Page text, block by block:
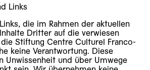
Links
die im Rahmen der aktuellen
Dritter auf die verwiesen
Stiftung Centre Culturel Franco-
keine Verantwortung. Diese
Unwissenheit und über Umwege